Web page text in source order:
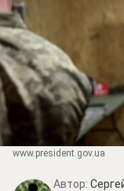
www.prеsidеnt.gоv.uа
Автор: